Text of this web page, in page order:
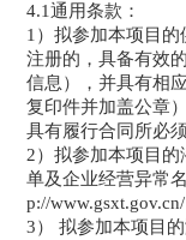
4.1通用条款：
1）拟参加本项目
注册的，具备有效
信息），并具有相
复印件并加盖公章
具有履行合同所必
2）拟参加本项目的
单及企业经营异常
p://
3） 拟参加本项目